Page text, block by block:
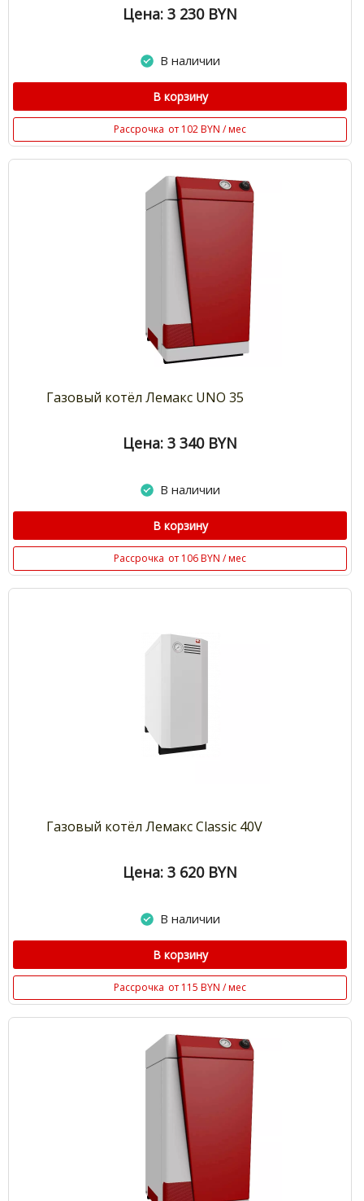
Цена: 3 230 BYN
В наличии
В корзину
Рассрочка от 102 BYN / мес
Газовый котёл Лемакс UNO 35
Цена: 3 340 BYN
В наличии
В корзину
Рассрочка от 106 BYN / мес
Газовый котёл Лемакс Classic 40V
Цена: 3 620 BYN
В наличии
В корзину
Рассрочка от 115 BYN / мес